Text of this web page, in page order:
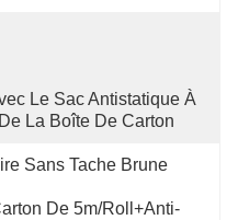
Le Sac Antistatique À
La Boîte De Carton
Sans Tache Brune
De 5m/roll+Anti-